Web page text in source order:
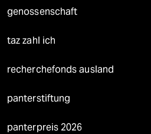
genossenschaft
taz zahl ich
recherchefonds ausland
panterstiftung
panterpreis 2026